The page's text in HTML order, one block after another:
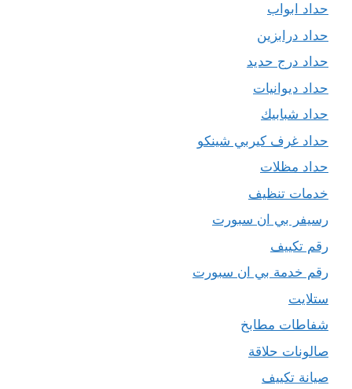
حداد ابواب
حداد درابزين
حداد درج حديد
حداد ديوانيات
حداد شبابيك
حداد غرف كيربي شينكو
حداد مظلات
خدمات تنظيف
رسيفر بي ان سبورت
رقم تكييف
رقم خدمة بي ان سبورت
ستلايت
شفاطات مطابخ
صالونات حلاقة
صيانة تكييف